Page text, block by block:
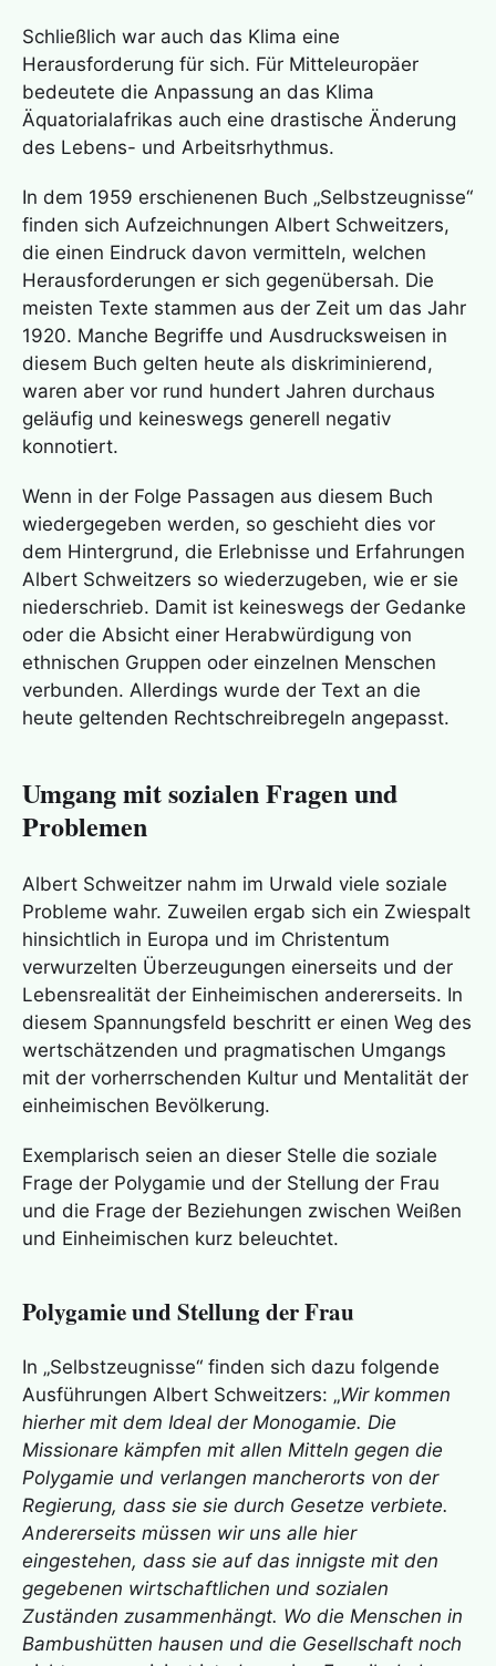
Schließlich war auch das Klima eine
Herausforderung für sich. Für Mitteleuropäer
bedeutete die Anpassung an das Klima
Äquatorialafrikas auch eine drastische Änderung
des Lebens- und Arbeitsrhythmus.
In dem 1959 erschienenen Buch „Selbstzeugnisse“
finden sich Aufzeichnungen Albert Schweitzers,
die einen Eindruck davon vermitteln, welchen
Herausforderungen er sich gegenübersah. Die
meisten Texte stammen aus der Zeit um das Jahr
1920. Manche Begriffe und Ausdrucksweisen in
diesem Buch gelten heute als diskriminierend,
waren aber vor rund hundert Jahren durchaus
geläufig und keineswegs generell negativ
konnotiert.
Wenn in der Folge Passagen aus diesem Buch
wiedergegeben werden, so geschieht dies vor
dem Hintergrund, die Erlebnisse und Erfahrungen
Albert Schweitzers so wiederzugeben, wie er sie
niederschrieb. Damit ist keineswegs der Gedanke
oder die Absicht einer Herabwürdigung von
ethnischen Gruppen oder einzelnen Menschen
verbunden. Allerdings wurde der Text an die
heute geltenden Rechtschreibregeln angepasst.
Umgang mit sozialen Fragen und
Problemen
Albert Schweitzer nahm im Urwald viele soziale
Probleme wahr. Zuweilen ergab sich ein Zwiespalt
hinsichtlich in Europa und im Christentum
verwurzelten Überzeugungen einerseits und der
Lebensrealität der Einheimischen andererseits. In
diesem Spannungsfeld beschritt er einen Weg des
wertschätzenden und pragmatischen Umgangs
mit der vorherrschenden Kultur und Mentalität der
einheimischen Bevölkerung.
Exemplarisch seien an dieser Stelle die soziale
Frage der Polygamie und der Stellung der Frau
und die Frage der Beziehungen zwischen Weißen
und Einheimischen kurz beleuchtet.
Polygamie und Stellung der Frau
In „Selbstzeugnisse“ finden sich dazu folgende
Ausführungen Albert Schweitzers: „Wir kommen
hierher mit dem Ideal der Monogamie. Die
Missionare kämpfen mit allen Mitteln gegen die
Polygamie und verlangen mancherorts von der
Regierung, dass sie sie durch Gesetze verbiete.
Andererseits müssen wir uns alle hier
eingestehen, dass sie auf das innigste mit den
gegebenen wirtschaftlichen und sozialen
Zuständen zusammenhängt. Wo die Menschen in
Bambushütten hausen und die Gesellschaft noch